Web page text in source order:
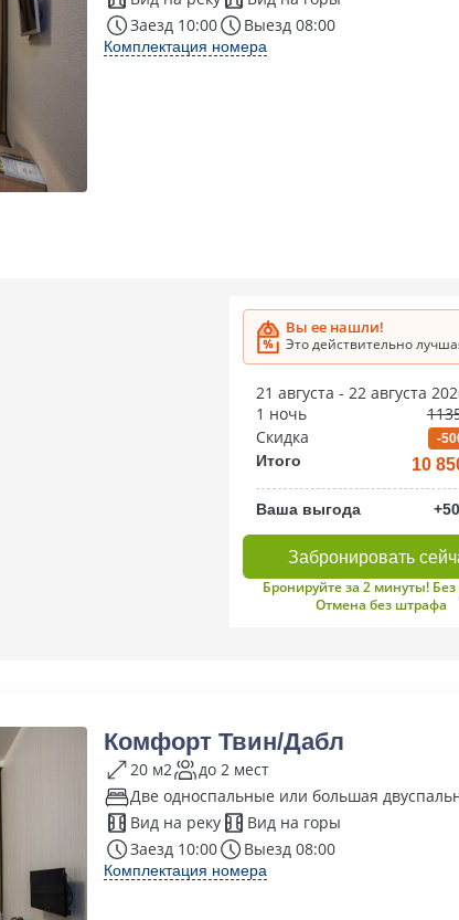
Заезд 10:00
Выезд 08:00
Комплектация номера
Вы ее нашли!
Это действительно
21 августа - 22 августа
1 ночь
Скидка
-
Итого 10
Ваша выгода
Забронировать
Бронируйте за 2 минуты! Без
Отмена без штрафа
Комфорт Твин/Дабл
20 м2
до 2 мест
Две односпальные или большая
Вид на реку
Вид на горы
Заезд 10:00
Выезд 08:00
Комплектация номера